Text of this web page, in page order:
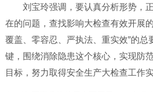
刘宝玲强调，要认真分析形势，
在的问题，查找影响大检查有效开展
覆盖、零容忍、严执法、重实效”的总
键，围绕消除隐患这个核心，实现防
目标，努力取得安全生产大检查工作